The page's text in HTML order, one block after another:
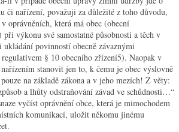
či nařízení, považuji za důležité z toho důvodu,
oprávněních, která má obec (obecní
při výkonu své samostatné působnosti a těch v
ukládání povinností obecně závaznými
§ 10 obecního zřízení5). Naopak v
nařízením stanovit jen to, k čemu je obec výslovně
na základě zákona a v jeho mezích! Z věty:
a lhůty odstraňování závad ve schůdnosti…“
vyčíst oprávnění obce, která je mimochodem
komunikací, uložit někomu jinému